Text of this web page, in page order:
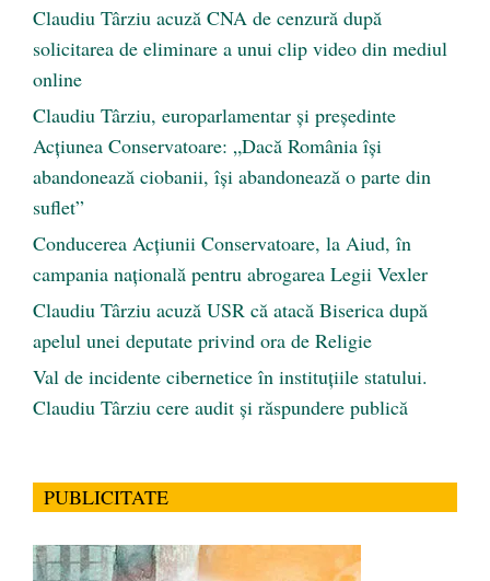
Claudiu Târziu acuză CNA de cenzură după
solicitarea de eliminare a unui clip video din mediul
online
Claudiu Târziu, europarlamentar și președinte
Acțiunea Conservatoare: „Dacă România își
abandonează ciobanii, își abandonează o parte din
suflet”
Conducerea Acțiunii Conservatoare, la Aiud, în
campania națională pentru abrogarea Legii Vexler
Claudiu Târziu acuză USR că atacă Biserica după
apelul unei deputate privind ora de Religie
Val de incidente cibernetice în instituțiile statului.
Claudiu Târziu cere audit și răspundere publică
PUBLICITATE